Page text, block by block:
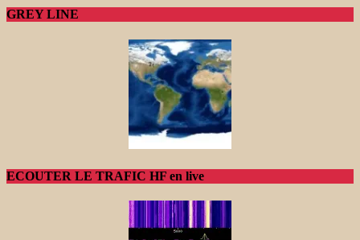
GREY LINE
ECOUTER LE TRAFIC HF en live